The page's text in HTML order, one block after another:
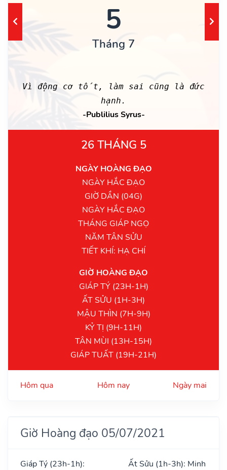
5
Tháng 7
Vì động cơ tốt, làm sai cũng là đức
hạnh.
-Publilius Syrus-
26 THÁNG 5
NGÀY HOÀNG ĐẠO
NGÀY HẮC ĐẠO
GIỜ DẦN (04G)
NGÀY HẮC ĐẠO
THÁNG GIÁP NGỌ
NĂM TÂN SỬU
TIẾT KHÍ: HẠ CHÍ
GIỜ HOÀNG ĐẠO
GIÁP TÝ (23H-1H)
ẤT SỬU (1H-3H)
MẬU THÌN (7H-9H)
KỶ TỊ (9H-11H)
TÂN MÙI (13H-15H)
GIÁP TUẤT (19H-21H)
Hôm qua Hôm nay Ngày mai
Giờ Hoàng đạo 05/07/2021
Giáp Tý (23h-1h):
Ất Sửu (1h-3h): Minh